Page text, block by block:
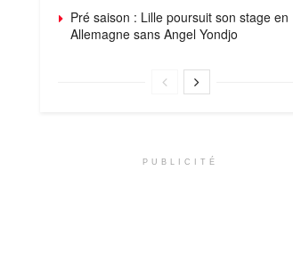
Pré saison : Lille poursuit son stage en
Allemagne sans Angel Yondjo
PUBLICITÉ